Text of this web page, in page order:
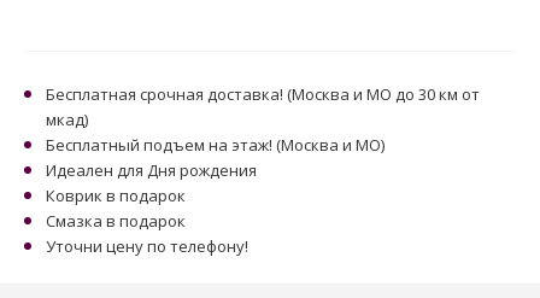
Бесплатная срочная доставка! (Москва и МО до 30 км от
мкад)
Бесплатный подъем на этаж! (Москва и МО)
Идеален для Дня рождения
Коврик в подарок
Смазка в подарок
Уточни цену по телефону!